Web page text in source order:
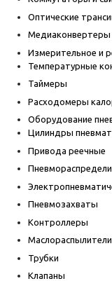
Оптические
Медиаконвертеры
Измерительное и
Температурные
Таймеры
Расходомеры
Оборудование
Цилиндры
Привода реечные
Пневмозахваты
Контроллеры
Маслораспылители
Трубки
Клапаны